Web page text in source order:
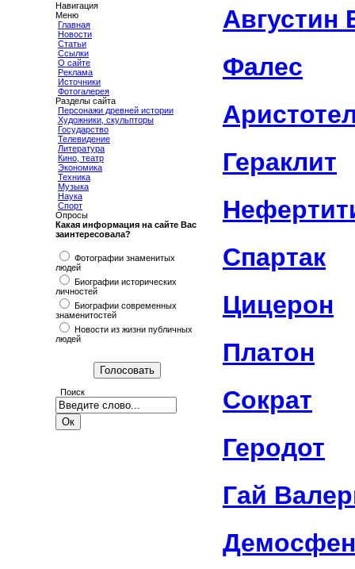
Навигация
Меню
Главная
Новости
Статьи
Ссылки
О сайте
Реклама
Источники
Фотогалерея
Разделы сайта
Персонажи древней истории
Художники, скульпторы
Государство
Телевидение
Литература
Кино, театр
Экономика
Техника
Музыка
Наука
Спорт
Опросы
Какая информация на сайте Вас
заинтересовала?
Фотографии знаменитых
людей
Биографии исторических
личностей
Биографии современных
знаменитостей
Новости из жизни публичных
людей
Поиск
Августин
Фалес
Гераклит
Спартак
Цицерон
Платон
Сократ
Геродот
Гай
Демосфен